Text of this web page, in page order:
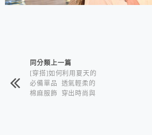
相連文章同分類上一篇
[穿搭]如何利用夏天的
必備單品 透氣輕柔的
棉麻服飾 穿出時尚與